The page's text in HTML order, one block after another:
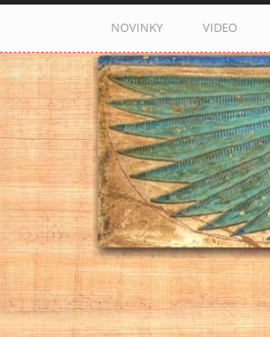
Skočiť na hlavný obsah
NOVINKY VIDEO